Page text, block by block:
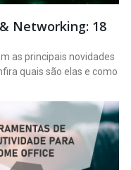
Networking: 18
as principais novidades
quais são elas e como